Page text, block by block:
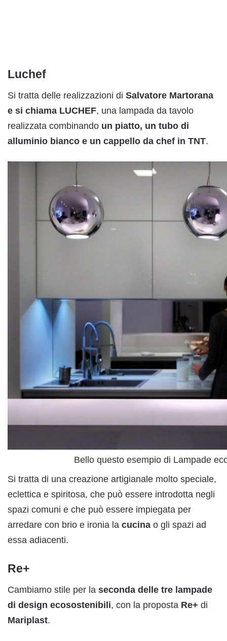
Luchef
Si tratta delle realizzazioni di Salvatore Martorana
e si chiama LUCHEF, una lampada da tavolo
realizzata combinando un piatto, un tubo di
alluminio bianco e un cappello da chef in TNT.
Bello questo esempio di Lampade
Si tratta di una creazione artigianale molto speciale,
eclettica e spiritosa, che può essere introdotta negli
spazi comuni e che può essere impiegata per
arredare con brio e ironia la cucina o gli spazi ad
essa adiacenti.
Re+
Cambiamo stile per la seconda delle tre lampade
di design ecosostenibili, con la proposta Re+ di
Mariplast.